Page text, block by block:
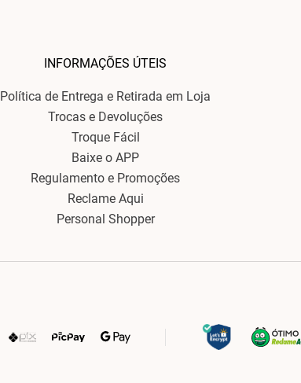
INFORMAÇÕES ÚTEIS
Política de Entrega e Retirada em Loja
Trocas e Devoluções
Troque Fácil
Baixe o APP
Regulamento e Promoções
Reclame Aqui
Personal Shopper